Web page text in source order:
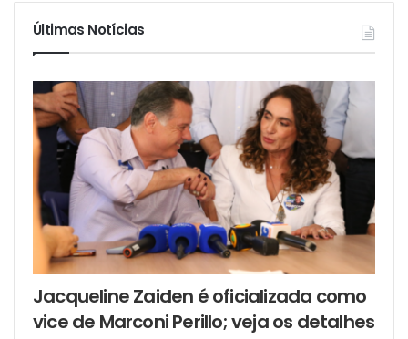
Últimas Notícias
Jacqueline Zaiden é oficializada como
vice de Marconi Perillo; veja os detalhes